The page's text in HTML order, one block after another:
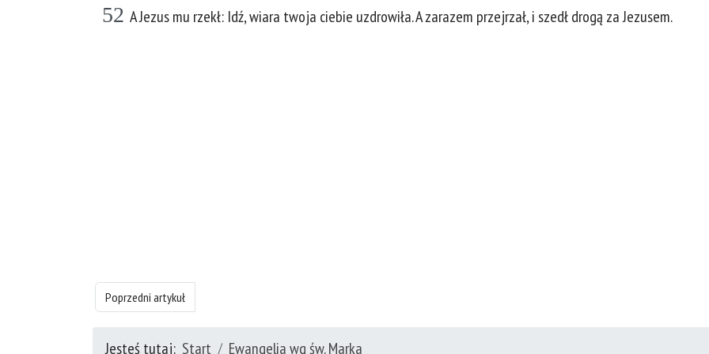
52 A Jezus mu rzekł: Idź, wiara twoja ciebie uzdrowiła. A zarazem przejrzał, i szedł drogą za Jezusem.
Poprzedni artykuł: Księgę Ewangelia wg św. Marka - rozdział 9
Poprzedni artykuł
Jesteś tutaj: Start Ewangelia wg św. Marka